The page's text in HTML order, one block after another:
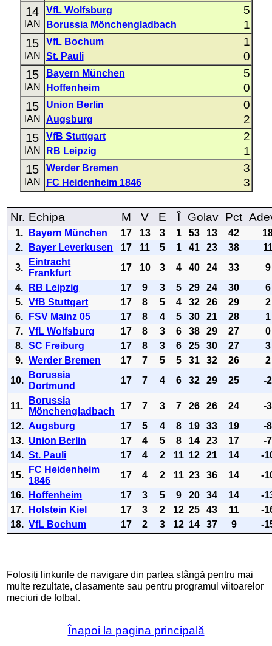
14
IAN
VfL Wolfsburg 5
Borussia Mönchengladbach 1
15
IAN
VfL Bochum 1
St. Pauli 0
15
IAN
Bayern München 5
Hoffenheim 0
15
IAN
Union Berlin 0
Augsburg 2
15
IAN
VfB Stuttgart 2
RB Leipzig 1
15
IAN
Werder Bremen 3
FC Heidenheim 1846 3
Nr. Echipa M V E Î Golav Pct
1. Bayern München 17 13 3 1 53 13 42
2.
Bayer Leverkusen 17 11 5 1 41 23 38
3.
Eintracht
Frankfurt
17 10 3 4 40 24 33
9
4.
RB Leipzig 17 9 3 5 29 24 30
6
5. VfB Stuttgart 17 8 5 4 32 26 29
2
6.
FSV Mainz 05 17 8 4 5 30 21 28
1
7. VfL Wolfsburg 17 8 3 6 38 29 27
0
8. SC Freiburg 17 8 3 6 25 30 27
3
9. Werder Bremen 17 7 5 5 31 32 26
2
10.
Borussia
Dortmund
17 7 4 6 32 29 25 -2
11.
Borussia
Mönchengladbach
17 7 3 7 26 26 24
-3
12. Augsburg 17 5 4 8 19 33 19
-8
13. Union Berlin 17 4 5 8 14 23 17
-7
14. St. Pauli 17 4 2 11 12 21 14
-
15.
FC Heidenheim
1846
17 4 2 11 23 36 14
-
16.
Hoffenheim 17 3 5 9 20 34 14
-
17.
Holstein Kiel 17 3 2 12 25 43 11
-
18. VfL Bochum 17 2 3 12 14 37 9 -
Folosiți linkurile de navigare din partea stângă pentru mai
multe rezultate, clasamente sau pentru programul viitoarelor
meciuri de fotbal.
Înapoi la pagina principală